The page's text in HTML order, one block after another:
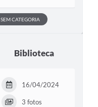
SEM CATEGORIA
Biblioteca
16/04/2024
3 fotos